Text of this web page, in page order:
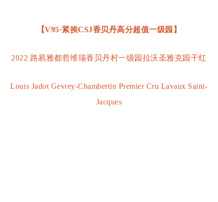
【V95·紧挨CSJ香贝丹高分超值一级园】
2022 路易雅都哲维瑞香贝丹村一级园拉沃圣雅克园干红
Louis Jadot Gevrey-Chambertin Premier Cru Lavaux Saint-
Jacques